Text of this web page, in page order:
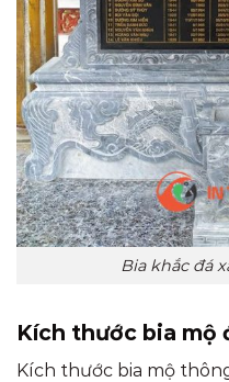
Bia khắc đá
Kích thước bia mộ
Kích thước bia mộ